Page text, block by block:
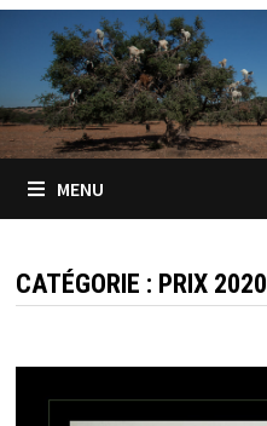
Passer
contenu
MENU
CATÉGORIE : PRIX 2020